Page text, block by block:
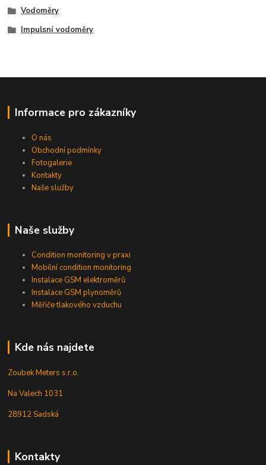
Vodoměry
Impulsní vodoměry
Informace pro zákazníky
O nás
Obchodní podmínky
Fotogalerie
Kontakty
Naše služby
Naše služby
Condition monitoring v praxi
Mobilní condition monitoring
Instalace GSM elektroměrů
Instalace GSM plynoměrů
Měřiče tlakového vzduchu
Kde nás najdete
Zoubek Meters s.r.o.
Na Valech 1031
28912 Sadská
Kontakty